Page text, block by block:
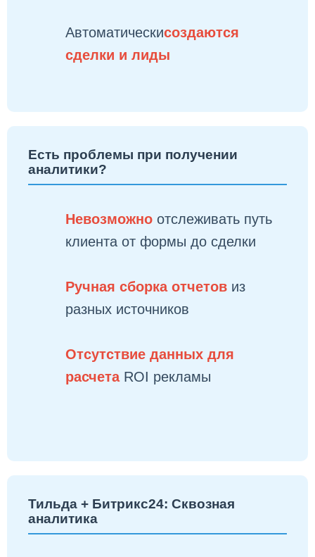
Автоматическисоздаются
сделки и лиды
Есть проблемы при получении
аналитики?
Невозможно отслеживать путь
клиента от формы до сделки
Ручная сборка отчетов из
разных источников
Отсутствие данных для
расчета ROI рекламы
Тильда + Битрикс24: Сквозная
аналитика